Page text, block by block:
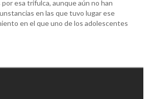
esa trifulca, aunque aún no han
en las que tuvo lugar ese
en el que uno de los adolescentes